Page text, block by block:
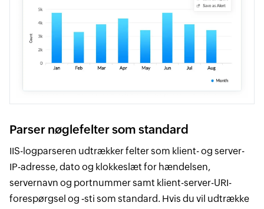
Parser nøglefelter som standard
IIS-logparseren udtrækker felter som klient- og server-
IP-adresse, dato og klokkeslæt for hændelsen,
servernavn og portnummer samt klient-server-URI-
forespørgsel og ‑sti som standard. Hvis du vil udtrække